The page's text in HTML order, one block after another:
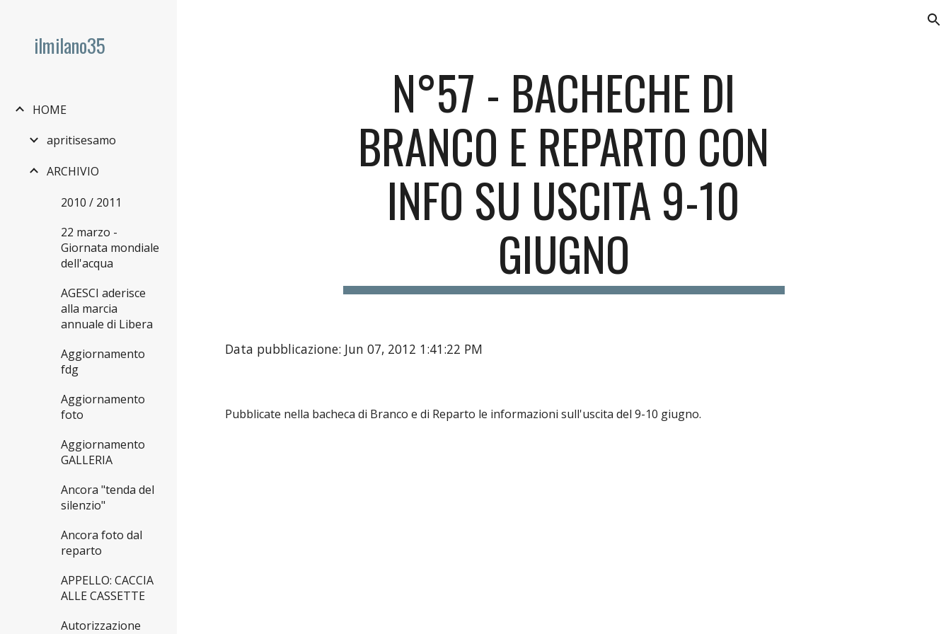
ilmilano35
HOME
apritisesamo
ARCHIVIO
2010 / 2011
22 marzo -
Giornata mondiale
dell'acqua
AGESCI aderisce
alla marcia
annuale di Libera
Aggiornamento
fdg
Aggiornamento
foto
Aggiornamento
GALLERIA
Ancora "tenda del
silenzio"
Ancora foto dal
reparto
APPELLO: CACCIA
ALLE CASSETTE
Autorizzazione
N°57 - BACHECHE DI
BRANCO E REPARTO CON
INFO SU USCITA 9-10
GIUGNO
Data pubblicazione: Jun 07, 2012 1:41:22 PM
Pubblicate nella bacheca di Branco e di Reparto le informazioni sull'uscita del 9-10 giugno.